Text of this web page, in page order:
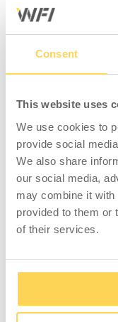
Consent
This website uses
We use cookies to
provide social
We also share
our social media,
may combine it with
provided to them or
of their services.
Die
äußere als
möglich. Beide
auf Anfrage).
Außenprofil:
Innenprofil:
Diese Variante
Hublänge von
mm und eine
Wünschen